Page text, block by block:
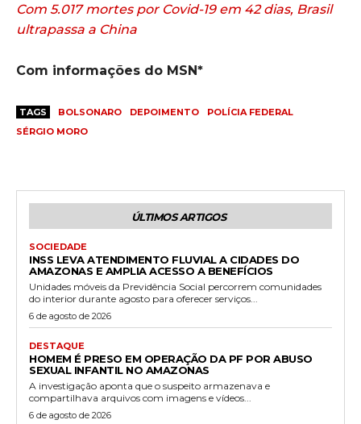
Com 5.017 mortes por Covid-19 em 42 dias, Brasil
ultrapassa a China
Com informações do MSN*
TAGS BOLSONARO DEPOIMENTO
POLÍCIA FEDERAL
SÉRGIO MORO
ÚLTIMOS ARTIGOS
SOCIEDADE
INSS LEVA ATENDIMENTO FLUVIAL A CIDADES DO
AMAZONAS E AMPLIA ACESSO A BENEFÍCIOS
Unidades móveis da Previdência Social percorrem comunidades
do interior durante agosto para oferecer serviços...
6 de agosto de 2026
DESTAQUE
HOMEM É PRESO EM OPERAÇÃO DA PF POR ABUSO
SEXUAL INFANTIL NO AMAZONAS
A investigação aponta que o suspeito armazenava e
compartilhava arquivos com imagens e vídeos...
6 de agosto de 2026